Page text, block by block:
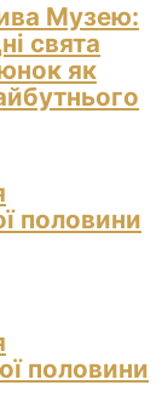
Музею:
свята
як
половини
половини